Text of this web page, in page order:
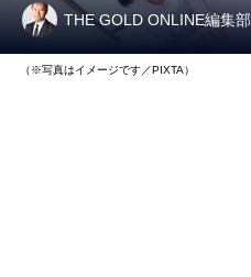
THE GOLD ONLINE編集部
（※写真はイメージです／PIXTA）